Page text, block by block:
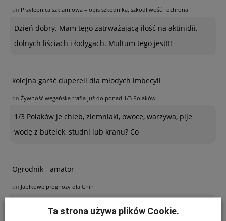
on Przylepnica szklarniowa – opis szkodnika, szkodliwość i ochrona
Dzień dobry. Mam tego zatrważającą ilość na aktinidii,
dolnych liściach i łodygach. Multum tego jest!!!
kolejna garść dupereli dla młodych imbecyli
on Żywność wegańska trafia już do ponad 1/3 Polaków
1/3 Polaków je chleb, ziemniaki, owoce, warzywa, pije
wodę z butelek, studni lub kranu? Co
Ogrodnik - amator
on Jabłkowe prognozy dla Chin
Poszukuję sposobu zabezpieczenia sznurków
Ta strona używa plików Cookie.